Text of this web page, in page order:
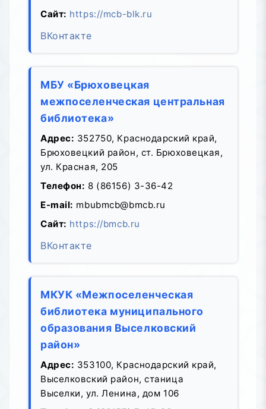
Сайт: https://mcb-blk.ru
ВКонтакте
МБУ «Брюховецкая
межпоселенческая центральная
библиотека»
Адрес: 352750, Краснодарский край,
Брюховецкий район, ст. Брюховецкая,
ул. Красная, 205
Телефон: 8 (86156) 3-36-42
E-mail: mbubmcb@bmcb.ru
Сайт: https://bmcb.ru
ВКонтакте
МКУК «Межпоселенческая
библиотека муниципального
образования Выселковский
район»
Адрес: 353100, Краснодарский край,
Выселковский район, станица
Выселки, ул. Ленина, дом 106